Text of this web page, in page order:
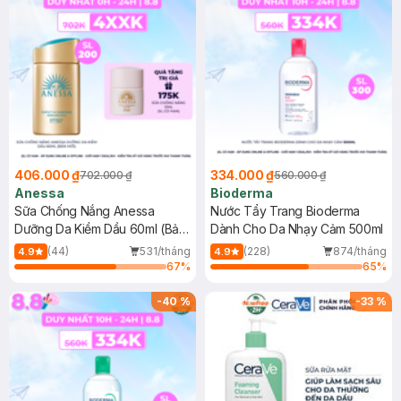
406.000 ₫702.000 ₫
Anessa
Sữa Chống Nắng Anessa
Dưỡng Da Kiềm Dầu 60ml (Bản
Mới)
4.9 (44)
531/tháng
67%
334.000 ₫560.000 ₫
Bioderma
Nước Tẩy Trang Bioderma
Dành Cho Da Nhạy Cảm 500ml
4.9 (228)
874/tháng
65%
-40% -33 %